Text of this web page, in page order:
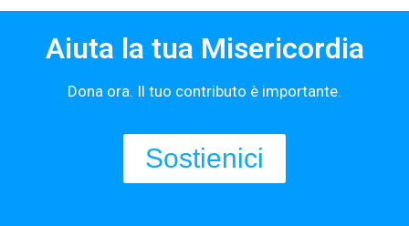
Aiuta la tua Misericordia
Dona ora. Il tuo contributo è importante.
Sostienici